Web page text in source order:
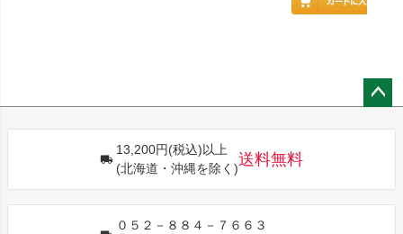
13,200円(税込)以上
(北海道・沖縄を除く)
送料無料
０５２－８８４－７６６３